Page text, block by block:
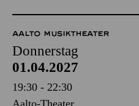
AALTO MUSIKTHEATER
Donnerstag
01.04.2027
19:30 - 22:30
Aalto-Theater